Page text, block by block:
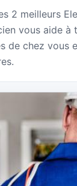
2 meilleurs
vous aide à
de chez vous